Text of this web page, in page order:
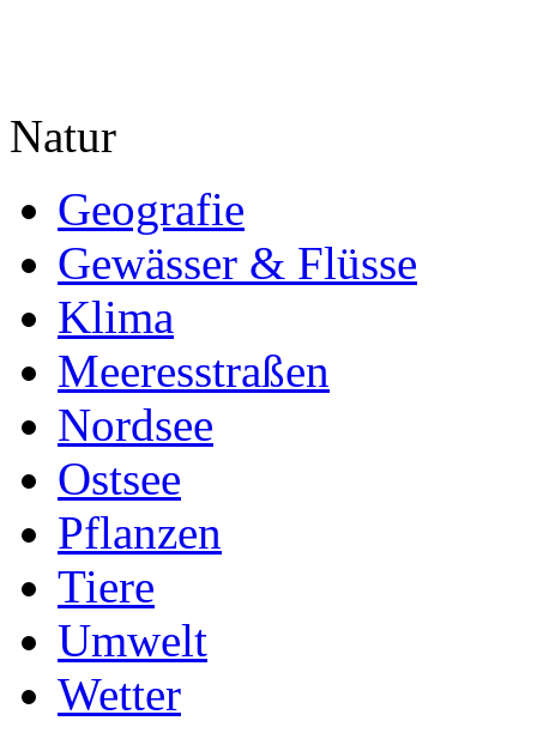
Natur
Geografie
Gewässer & Flüsse
Klima
Meeresstraßen
Nordsee
Ostsee
Pflanzen
Tiere
Umwelt
Wetter